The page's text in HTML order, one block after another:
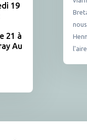
19
21 à
Au